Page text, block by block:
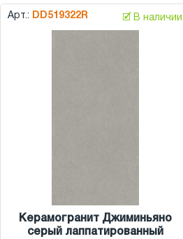
Арт.: DD519322R 🗹 В наличии
Керамогранит Джиминьяно
серый лаппатированный